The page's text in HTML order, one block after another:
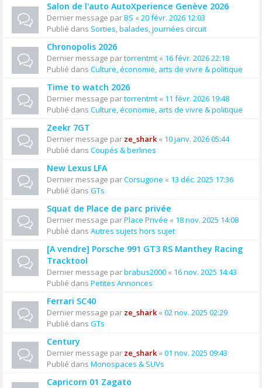
Salon de l'auto AutoXperience Genève 2026
Dernier message parBS « 20 févr. 2026 12:03
Publié dans Sorties, balades, journées circuit
Chronopolis 2026
Dernier message partorrentmt « 16 févr. 2026 22:18
Publié dans Culture, économie, arts de vivre & politique
Time to watch 2026
Dernier message partorrentmt « 11 févr. 2026 19:48
Publié dans Culture, économie, arts de vivre & politique
Zeekr 7GT
Dernier message par ze_shark« 10 janv. 2026 05:44
Publié dans Coupés & berlines
New Lexus LFA
Dernier message parCorsugone « 13 déc. 2025 17:36
Publié dans GTs
Squat de Place de parc privée
Dernier message parPlace Privée « 18 nov. 2025 14:08
Publié dans Autres sujets hors sujet
[A vendre] Porsche 991 GT3 RS Manthey Racing
Tracktool
Dernier message parbrabus2000 « 16 nov. 2025 14:43
Publié dans Petites Annonces
Ferrari SC40
Dernier message par ze_shark« 02 nov. 2025 02:29
Publié dans GTs
Century
Dernier message par ze_shark« 01 nov. 2025 09:43
Publié dans Monospaces & SUVs
Capricorn 01 Zagato